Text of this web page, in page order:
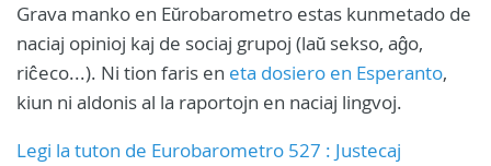
Grava manko en Eŭrobarometro estas kunmetado de
naciaj opinioj kaj de sociaj grupoj (laŭ sekso, aĝo,
riĉeco...). Ni tion faris en eta dosiero en Esperanto,
kiun ni aldonis al la raportojn en naciaj lingvoj.
Legi la tuton de Eurobarometro 527 : Justecaj